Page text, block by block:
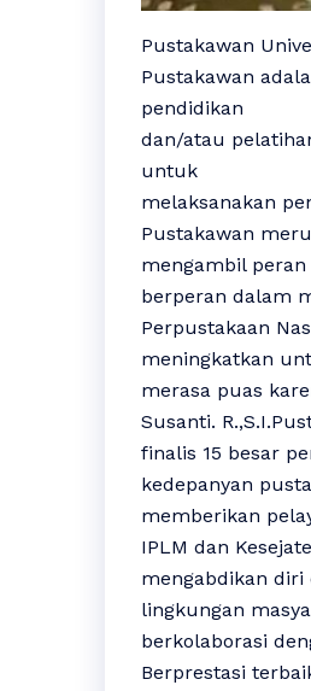
Pustakawan
Pustakawan
pendidikan
dan/atau
untuk
melaksanakan
Pustakawan
mengambil
berperan dalam
Perpustakaan
meningkatkan
merasa puas
Susanti.
finalis 15 besar
kedepanyan
memberikan
IPLM dan
mengabdikan
lingkungan
berkolaborasi
Berprestasi